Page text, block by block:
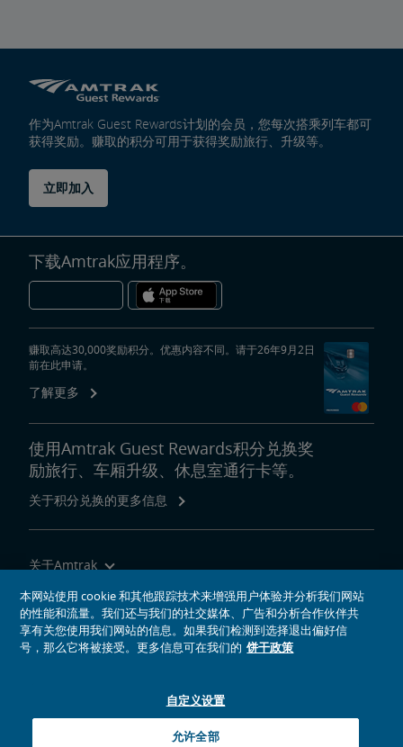
East Barracks Trenton铁路站场
New York Penn Station
Wilmington西铁路站场
Cedar Hill Hamden铁路站场
County Yard New Brunswick铁路站场
工程实践和标准库
Amtrak Airo
新一代Acela
基础设施改造
Northeast Corridor列车
Amtrak赠款门户网站
作为Amtrak Guest Rewards计划的会员，您每次搭乘列车都可
获得奖励。赚取的积分可用于获得奖励旅行、升级等。
立即加入
下载Amtrak应用程序。
赚取高达30,000奖励积分。优惠内容不同。请于26年9月2日
前在此申请。
了解更多
使用Amtrak Guest Rewards积分兑换奖
励旅行、车厢升级、休息室通行卡等。
关于积分兑换的更多信息
关于Amtrak
乘坐Amtrak列车旅行
网站工具
Amtrak的Facebook主页将在新窗口中打开
Amtrak的Twitter主页将在新窗口中打开
Amtrak的Instagram主页将在新窗口中打开
Amtrak的Linkedin主页将在新窗口中打开
Amtrak的YouTube主页将在新窗口中打开
Pinterest将在新窗口中打开
本网站使用 cookie 和其他跟踪技术来增强用户体验并分析我们网站
的性能和流量。我们还与我们的社交媒体、广告和分析合作伙伴共
享有关您使用我们网站的信息。如果我们检测到选择退出偏好信
号，那么它将被接受。更多信息可在我们的 饼干政策
自定义设置
允许全部